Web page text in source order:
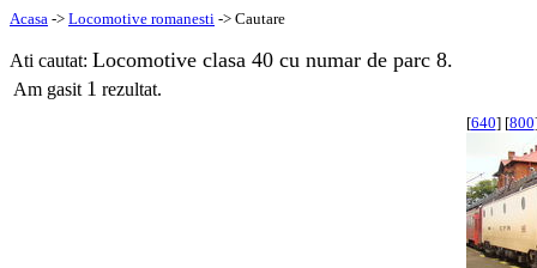
Acasa -> Locomotive romanesti -> Cautare
Ati cautat: Locomotive clasa 40 cu numar de parc 8.
Am gasit 1 rezultat.
[640] [800